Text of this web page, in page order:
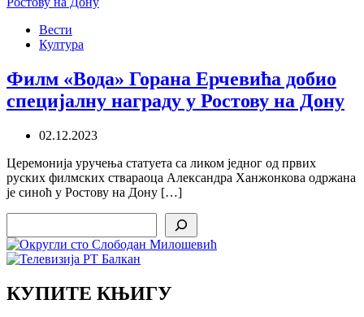
Вести
Култура
Филм «Вода» Горана Ерчевића добио
специјалну награду у Ростову на Дону
02.12.2023
Церемонија уручења статуета са ликом једног од првих
руских филмских ствараоца Александра Ханжонкова одржана
је синоћ у Ростову на Дону […]
КУПИТЕ КЊИГУ